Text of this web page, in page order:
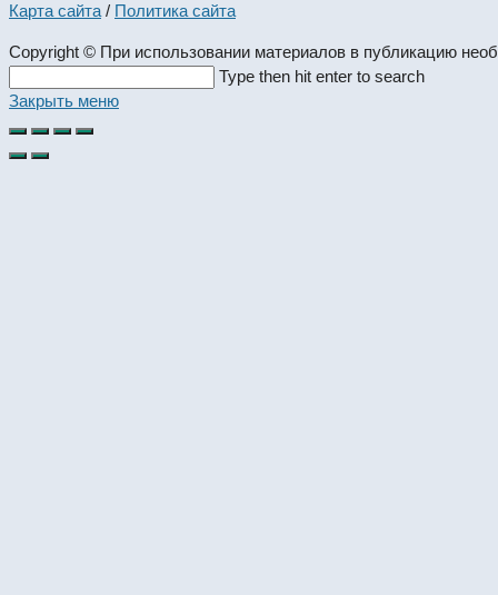
Карта сайта/ Политика сайта
Copyright © При использовании материалов в публикацию
this
website
Type then hit enter to search
Закрыть меню